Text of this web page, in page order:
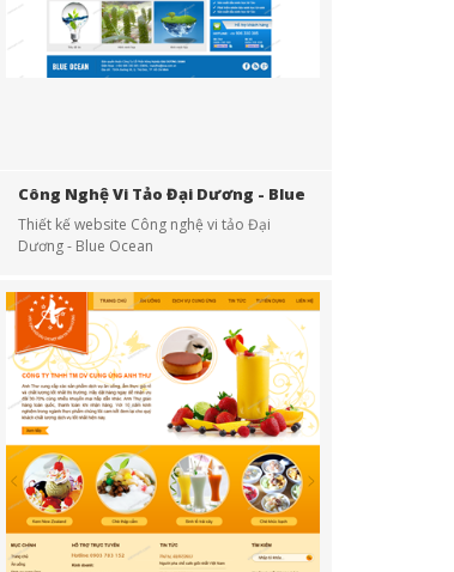
Công Nghệ Vi Tảo Đại Dương - Blue
Ocean
Thiết kế website Công nghệ vi tảo Đại
Dương - Blue Ocean